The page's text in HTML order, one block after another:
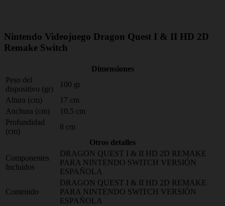
Nintendo Videojuego Dragon Quest I & II HD 2D
Remake Switch
Dimensiones
Peso del
dispositivo (gr)
100 gr
Altura (cm)
17 cm
Anchura (cm)
10.5 cm
Profundidad
(cm)
8 cm
Otros detalles
Componentes
Incluidos
DRAGON QUEST I & II HD 2D REMAKE
PARA NINTENDO SWITCH VERSIÓN
ESPAÑOLA
Contenido
DRAGON QUEST I & II HD 2D REMAKE
PARA NINTENDO SWITCH VERSIÓN
ESPAÑOLA